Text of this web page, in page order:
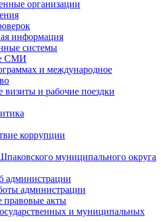
организации
информация
системы
СМИ
и международное
и рабочие поездки
коррупции
муниципального округа
администрации
администрации
акты
и муниципальных